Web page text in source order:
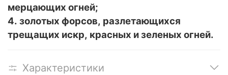
мерцающих огней;
4. золотых форсов, разлетающихся
трещащих искр, красных и зеленых огней.
Характеристики